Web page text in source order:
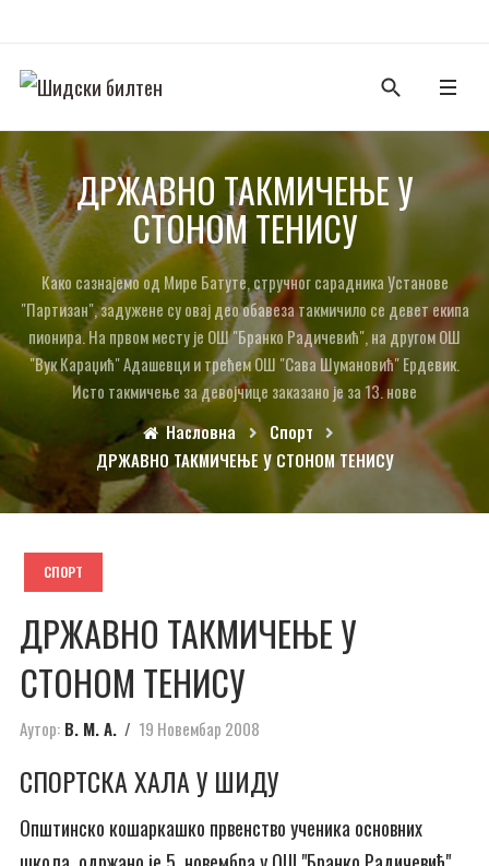
ДРЖАВНО ТАКМИЧЕЊЕ У
СТОНОМ ТЕНИСУ
Како сазнајемо од Мире Батуте, стручног сарадника Установе
"Партизан", задужене су овај део обавеза такмичило се девет екипа
пионира. На првом месту је ОШ "Бранко Радичевић", на другом ОШ
"Вук Караџић" Адашевци и трећем ОШ "Сава Шумановић" Ердевик.
Исто такмичење за девојчице заказано је за 13. нове
Насловна
Спорт
ДРЖАВНО ТАКМИЧЕЊЕ У СТОНОМ ТЕНИСУ
СПОРТ
ДРЖАВНО ТАКМИЧЕЊЕ У
СТОНОМ ТЕНИСУ
Аутор: В. М. А. 19 Новембар 2008
СПОРТСКА ХАЛА У ШИДУ
Општинско кошаркашко првенство ученика основних